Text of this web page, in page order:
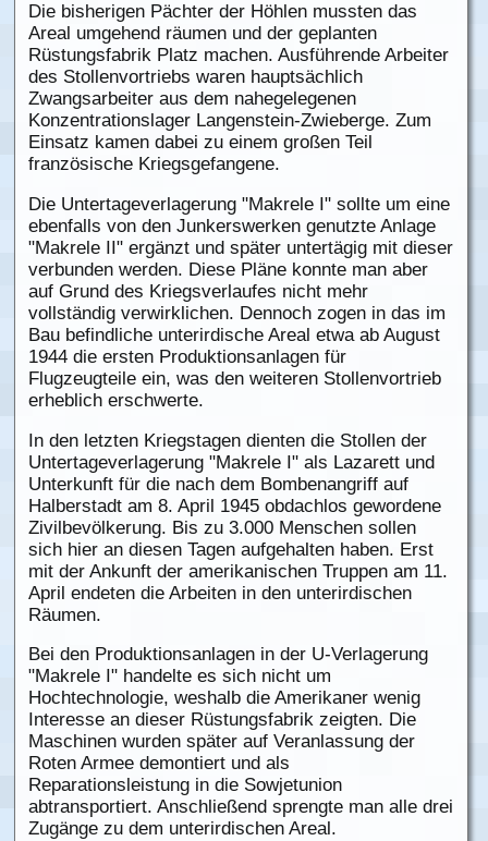
Die bisherigen Pächter der Höhlen mussten das
Areal umgehend räumen und der geplanten
Rüstungsfabrik Platz machen. Ausführende Arbeiter
des Stollenvortriebs waren hauptsächlich
Zwangsarbeiter aus dem nahegelegenen
Konzentrationslager Langenstein-Zwieberge. Zum
Einsatz kamen dabei zu einem großen Teil
französische Kriegsgefangene.
Die Untertageverlagerung "Makrele I" sollte um eine
ebenfalls von den Junkerswerken genutzte Anlage
"Makrele II" ergänzt und später untertägig mit dieser
verbunden werden. Diese Pläne konnte man aber
auf Grund des Kriegsverlaufes nicht mehr
vollständig verwirklichen. Dennoch zogen in das im
Bau befindliche unterirdische Areal etwa ab August
1944 die ersten Produktionsanlagen für
Flugzeugteile ein, was den weiteren Stollenvortrieb
erheblich erschwerte.
In den letzten Kriegstagen dienten die Stollen der
Untertageverlagerung "Makrele I" als Lazarett und
Unterkunft für die nach dem Bombenangriff auf
Halberstadt am 8. April 1945 obdachlos gewordene
Zivilbevölkerung. Bis zu 3.000 Menschen sollen
sich hier an diesen Tagen aufgehalten haben. Erst
mit der Ankunft der amerikanischen Truppen am 11.
April endeten die Arbeiten in den unterirdischen
Räumen.
Bei den Produktionsanlagen in der U-Verlagerung
"Makrele I" handelte es sich nicht um
Hochtechnologie, weshalb die Amerikaner wenig
Interesse an dieser Rüstungsfabrik zeigten. Die
Maschinen wurden später auf Veranlassung der
Roten Armee demontiert und als
Reparationsleistung in die Sowjetunion
abtransportiert. Anschließend sprengte man alle drei
Zugänge zu dem unterirdischen Areal.